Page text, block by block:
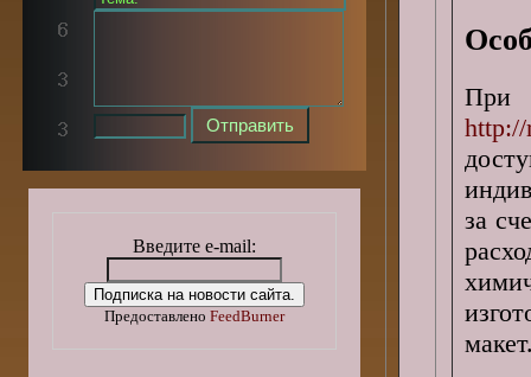
за
Введите e-mail:
Предоставлено FeedBurner